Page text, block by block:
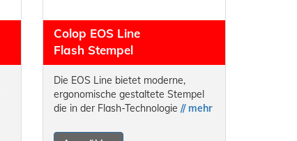
Colop EOS Line
Flash Stempel
Die EOS Line bietet moderne,
ergonomische gestaltete Stempel
die in der Flash-Technologie// mehr